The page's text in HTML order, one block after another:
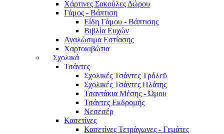
Χάρτινες Σακούλες Δώρου
Γάμος - Βάπτιση
Είδη Γάμου - Βάπτισης
Βιβλία Ευχών
Αναλώσιμα Εστίασης
Χαρτοκιβώτια
Σχολικά
Τσάντες
Σχολικές Τσάντες Τρόλεϋ
Σχολικές Τσάντες Πλάτης
Τσαντάκια Μέσης - Ώμου
Τσάντες Εκδρομής
Νεσεσέρ
Κασετίνες
Κασετίνες Τετράγωνες - Γεμάτες